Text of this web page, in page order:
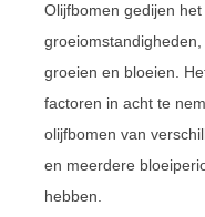
Olijfbomen gedijen
groeien en bloeien.
factoren in acht te
olijfbomen van
en meerdere
hebben.